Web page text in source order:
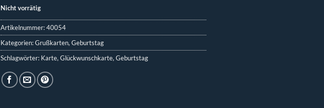
Nicht vorrätig
Artikelnummer:40054
Kategorien:Grußkarten, Geburtstag
Schlagwörter: Karte, Glückwunschkarte, Geburtstag